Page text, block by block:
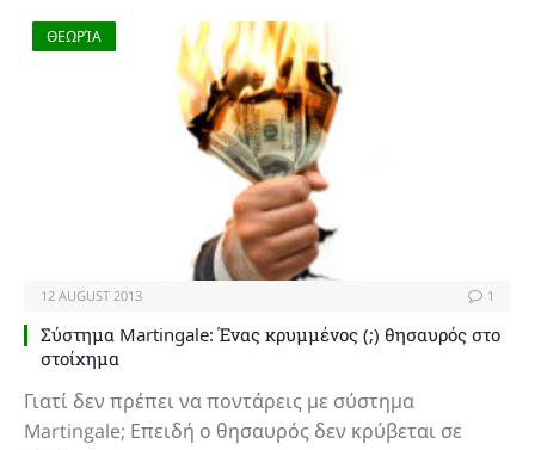
ΘΕΩΡΊΑ
12 AUGUST 2013 1
Σύστημα Martingale: Ένας κρυμμένος (;) θησαυρός στο
στοίχημα
Γιατί δεν πρέπει να ποντάρεις με σύστημα
Martingale; Επειδή ο θησαυρός δεν κρύβεται σε